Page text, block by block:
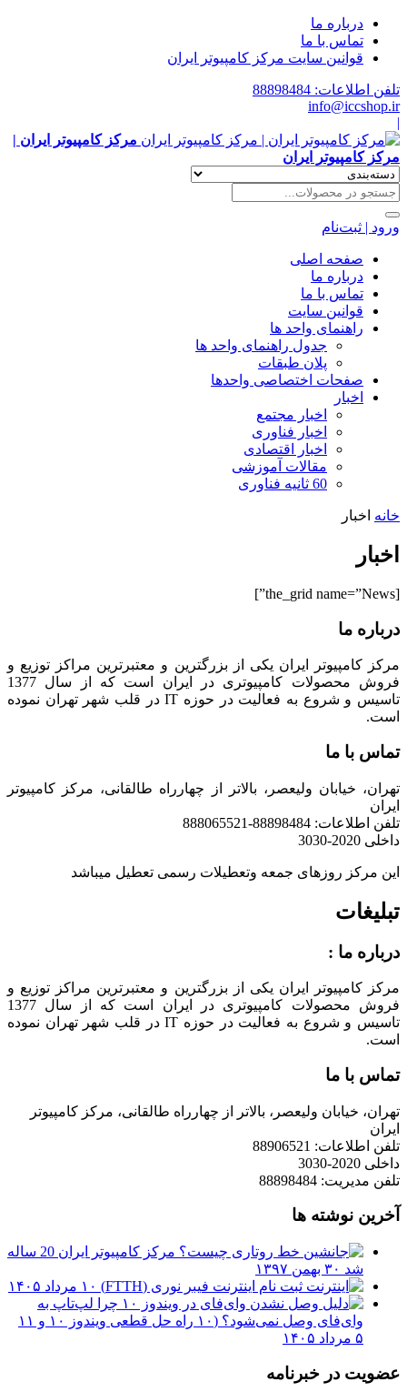
درباره ما
تماس با ما
قوانین سایت مرکز کامپیوتر ایران
تلفن اطلاعات: 88898484
info@iccshop.ir
|
مرکز کامپیوتر ایران |
مرکز کامپیوتر ایران
ورود | ثبت‌نام
صفحه اصلی
درباره ما
تماس با ما
قوانین سایت
راهنمای واحد ها
جدول راهنمای واحد ها
پلان طبقات
صفحات اختصاصی واحدها
اخبار
اخبار مجتمع
اخبار فناوری
اخبار اقتصادی
مقالات آموزشی
60 ثانیه فناوری
خانه اخبار
اخبار
[the_grid name=”News”]
درباره ما
مرکز کامپیوتر ایران یکی از بزرگترین و معتبرترین مراکز توزیع و
فروش محصولات کامپیوتری در ایران است که از سال 1377
تاسیس و شروع به فعالیت در حوزه IT در قلب شهر تهران نموده
است.
تماس با ما
تهران، خیابان ولیعصر، بالاتر از چهارراه طالقانی، مرکز کامپیوتر
ایران
تلفن اطلاعات: 88898484-888065521
داخلی 2020-3030
این مرکز روزهای جمعه وتعطیلات رسمی تعطیل میباشد
تبلیغات
درباره ما :
مرکز کامپیوتر ایران یکی از بزرگترین و معتبرترین مراکز توزیع و
فروش محصولات کامپیوتری در ایران است که از سال 1377
تاسیس و شروع به فعالیت در حوزه IT در قلب شهر تهران نموده
است.
تماس با ما
تهران، خیابان ولیعصر، بالاتر از چهارراه طالقانی، مرکز کامپیوتر
ایران
تلفن اطلاعات: 88906521
داخلی 2020-3030
تلفن مدیریت: 88898484
آخرین نوشته ها
مرکز کامپیوتر ایران 20 ساله
شد ۳۰ بهمن ۱۳۹۷
ثبت نام اینترنت فیبر نوری (FTTH)
۱۰ مرداد ۱۴۰۵
چرا لپ‌تاپ به
وای‌فای وصل نمی‌شود؟ (۱۰ راه حل قطعی ویندوز ۱۰ و ۱۱
۵ مرداد ۱۴۰۵
عضویت در خبرنامه